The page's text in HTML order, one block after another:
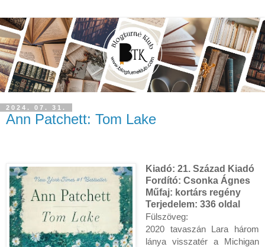
2024. 07. 31.
Ann Patchett: Tom Lake
Kiadó: 21. Század Kiadó
Fordító: Csonka Ágnes
Műfaj: kortárs regény
Terjedelem: 336 oldal
Fülszöveg:
2020 tavaszán Lara három
lánya visszatér a Michigan